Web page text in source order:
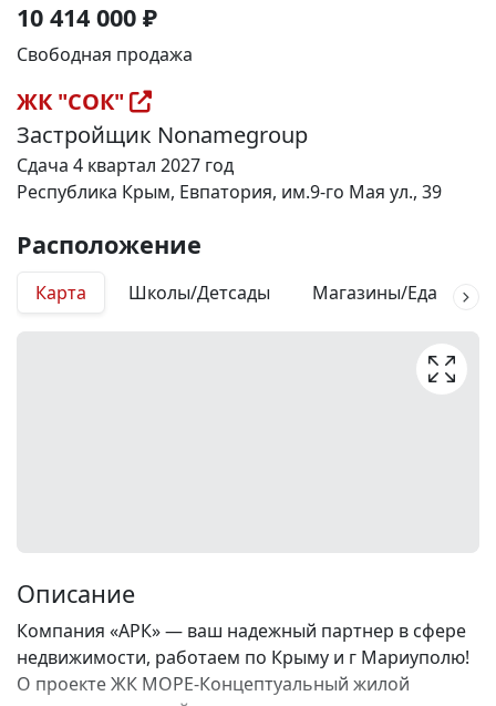
10 414 000 ₽
Свободная продажа
ЖК "СОК"
Застройщик Nonamegroup
Сдача 4 квартал 2027 год
Республика Крым, Евпатория, им.9-го Мая ул., 39
Расположение
Карта Школы/Детсады Магазины/Еда
Описание
Компания «АРК» — ваш надежный партнер в сфере
недвижимости, работаем по Крыму и г Мариуполю!
О проекте ЖК МОРЕ-Концептуальный жилой